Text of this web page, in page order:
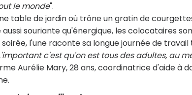
le monde".
table de jardin où trône un gratin de
souriante qu'énergique, les colocataires
soirée, l'une raconte sa longue journée de
c'est qu'on est tous des adultes, au
Aurélie Mary, 28 ans, coordinatrice d'aide à